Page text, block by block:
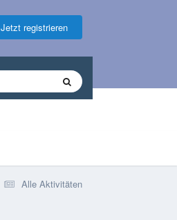
Jetzt registrieren
Alle Aktivitäten